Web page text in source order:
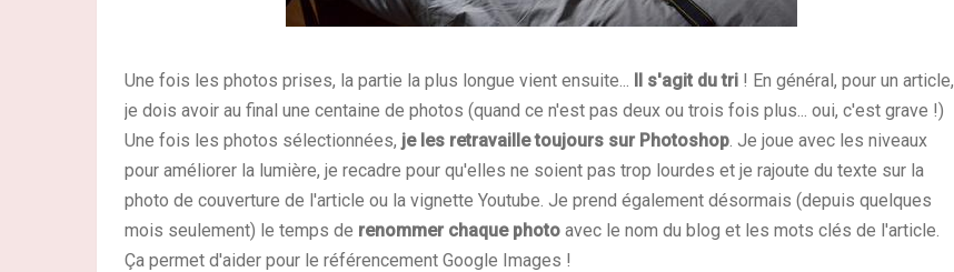
Une fois les photos prises, la partie la plus longue vient ensuite... Il s'agit du tri ! En général, pour un article,
je dois avoir au final une centaine de photos (quand ce n'est pas deux ou trois fois plus... oui, c'est grave !)
Une fois les photos sélectionnées, je les retravaille toujours sur Photoshop . Je joue avec les niveaux
pour améliorer la lumière, je recadre pour qu'elles ne soient pas trop lourdes et je rajoute du texte sur la
photo de couverture de l'article ou la vignette Youtube. Je prend également désormais (depuis quelques
mois seulement) le temps de renommer chaque photo avec le nom du blog et les mots clés de l'article.
Ça permet d'aider pour le référencement Google Images !